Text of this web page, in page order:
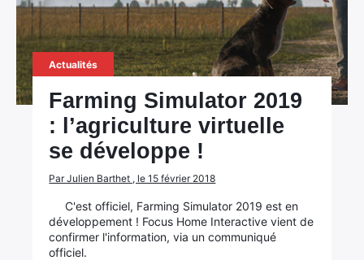
Actualités
Farming Simulator 2019
: l’agriculture virtuelle
se développe !
Par Julien Barthet , le 15 février 2018
C'est officiel, Farming Simulator 2019 est en
développement ! Focus Home Interactive vient de
confirmer l'information, via un communiqué
officiel.
Rechercher